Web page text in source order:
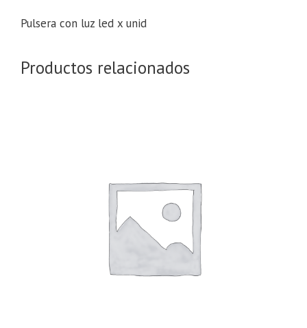
Pulsera con luz led x unid
Productos relacionados